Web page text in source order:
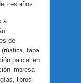
tres años.
a
de
(rústica, tapa
parcial en
impresa
libros